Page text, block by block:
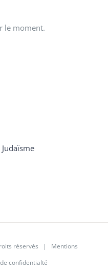
le moment.
réservés | Mentions
confidentialté